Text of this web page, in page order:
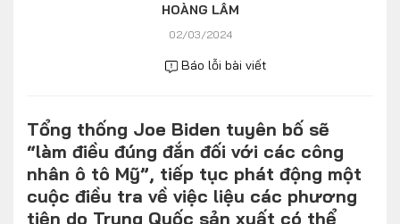
Infographics
Album ảnh
Video
HOÀNG LÂM
02/03/2024
Báo lỗi bài viết
Tổng thống Joe Biden tuyên bố sẽ
“làm điều đúng đắn đối với các công
nhân ô tô Mỹ”, tiếp tục phát động một
cuộc điều tra về việc liệu các phương
tiện do Trung Quốc sản xuất có thể